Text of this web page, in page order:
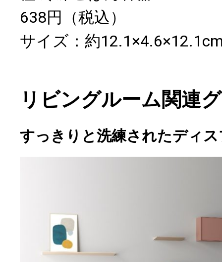
638円（税込）
サイズ：約
リビングルーム関連
すっきりと洗練されたディ